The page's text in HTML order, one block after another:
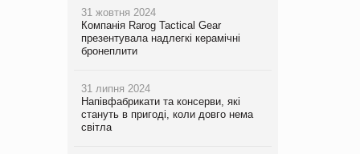
31 жовтня 2024
Компанія Rarog Tactical Gear
презентувала надлегкі керамічні
бронеплити
31 липня 2024
Напівфабрикати та консерви, які
стануть в пригоді, коли довго нема
світла